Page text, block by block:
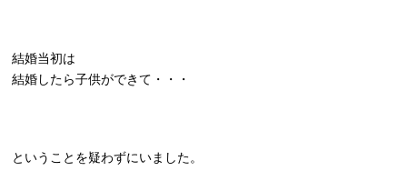
結婚当初は
結婚したら子供ができて・・・
ということを疑わずにいました。